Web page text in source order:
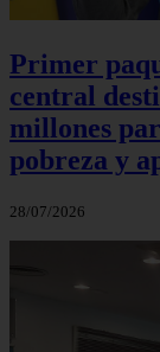
Primer
central
millones
pobreza y
28/07/2026